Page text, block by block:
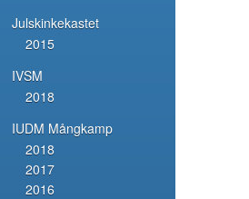
Julskinkekastet
2015
IVSM
2018
IUDM Mångkamp
2018
2017
2016